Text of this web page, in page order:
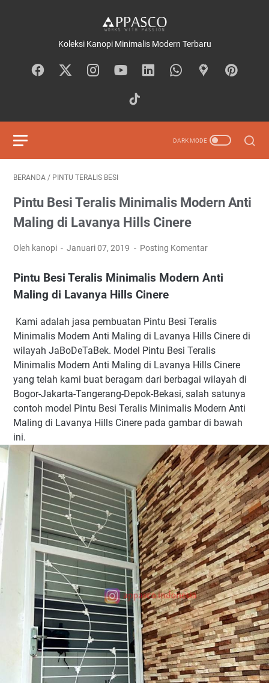
Koleksi Kanopi Minimalis Modern Terbaru
BERANDA / PINTU TERALIS BESI
Pintu Besi Teralis Minimalis Modern Anti
Maling di Lavanya Hills Cinere
Oleh kanopi Januari 07, 2019 Posting Komentar
Pintu Besi Teralis Minimalis Modern Anti
Maling di Lavanya Hills Cinere
Kami adalah jasa pembuatan Pintu Besi Teralis
Minimalis Modern Anti Maling di Lavanya Hills Cinere di
wilayah JaBoDeTaBek. Model Pintu Besi Teralis
Minimalis Modern Anti Maling di Lavanya Hills Cinere
yang telah kami buat beragam dari berbagai wilayah di
Bogor-Jakarta-Tangerang-Depok-Bekasi, salah satunya
contoh model Pintu Besi Teralis Minimalis Modern Anti
Maling di Lavanya Hills Cinere pada gambar di bawah
ini.